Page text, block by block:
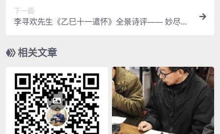
下一篇
李寻欢先生《乙巳十一遣怀》全景诗评—— 妙尽诗
相关文章